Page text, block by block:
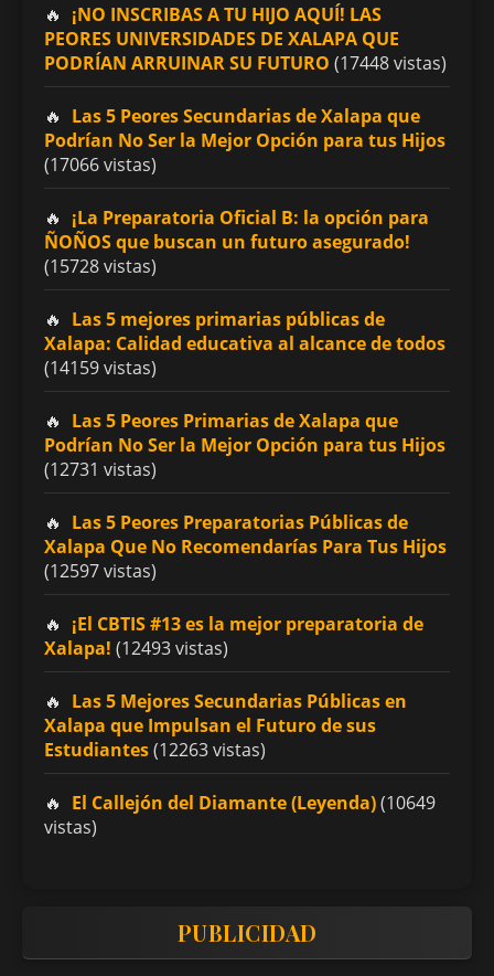
¡NO INSCRIBAS A TU HIJO AQUÍ! LAS
PEORES UNIVERSIDADES DE XALAPA QUE
PODRÍAN ARRUINAR SU FUTURO (17448 vistas)
Las 5 Peores Secundarias de Xalapa que
Podrían No Ser la Mejor Opción para tus Hijos
(17066 vistas)
¡La Preparatoria Oficial B: la opción para
ÑOÑOS que buscan un futuro asegurado!
(15728 vistas)
Las 5 mejores primarias públicas de
Xalapa: Calidad educativa al alcance de todos
(14159 vistas)
Las 5 Peores Primarias de Xalapa que
Podrían No Ser la Mejor Opción para tus Hijos
(12731 vistas)
Las 5 Peores Preparatorias Públicas de
Xalapa Que No Recomendarías Para Tus Hijos
(12597 vistas)
¡El CBTIS #13 es la mejor preparatoria de
Xalapa! (12493 vistas)
Las 5 Mejores Secundarias Públicas en
Xalapa que Impulsan el Futuro de sus
Estudiantes(12263 vistas)
El Callejón del Diamante (Leyenda)(10649
vistas)
PUBLICIDAD